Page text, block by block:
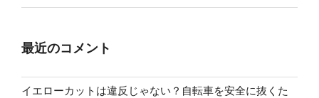
最近のコメント
イエローカットは違反じゃない？自転車を安全に抜くた